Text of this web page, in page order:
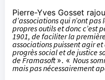
Pierre-Yves Gosset
d’associations qui n’ont
propres outils et donc c’est
1901, de faciliter la
associations puissent agir
progrès social et de justice
de Framasoft». « Nous
mais pas nécessairement